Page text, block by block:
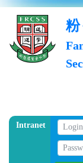
Intranet